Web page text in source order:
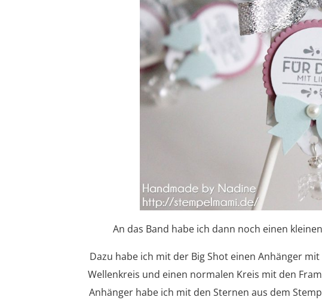
An das Band habe ich dann noch einen
Dazu habe ich mit der Big Shot einen Anhänger
Wellenkreis und einen normalen Kreis mit den
Anhänger habe ich mit den Sternen aus dem